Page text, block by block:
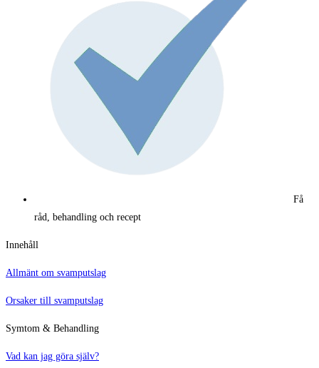
Få
råd, behandling och recept
Innehåll
Allmänt om svamputslag
Orsaker till svamputslag
Symtom & Behandling
Vad kan jag göra själv?